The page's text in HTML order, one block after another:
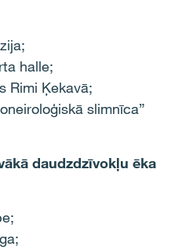
;
halle;
Rimi Ķekavā;
slimnīca”
daudzdzīvokļu ēka
;
;